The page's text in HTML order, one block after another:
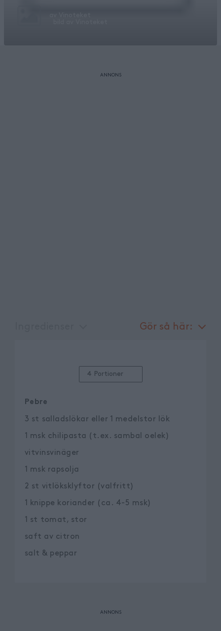
Gör så här:
4 Portioner
Pebre
3 st salladslökar eller 1 medelstor lök
1 msk chilipasta (t.ex. sambal oelek)
vitvinsvinäger
1 msk rapsolja
2 st vitlöksklyftor (valfritt)
1 knippe koriander (ca. 4-5 msk)
1 st tomat, stor
saft av citron
salt & peppar